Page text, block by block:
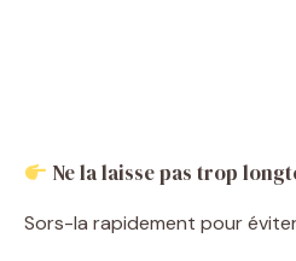
Ne la laisse pas trop
Sors-la rapidement pour